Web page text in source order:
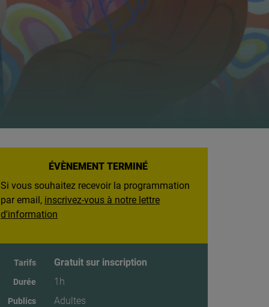
ÉVÈNEMENT TERMINÉ
Si vous souhaitez recevoir la programmation
par email, inscrivez-vous à notre lettre
d'information
Tarifs Gratuit sur inscription
Durée 1h
Publics Adultes